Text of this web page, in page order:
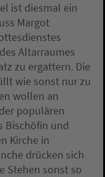
ist diesmal ein
Margot
Altarraumes
zu ergattern. Die
wie sonst nur zu
wollen an
populären
Bischöfin und
Kirche in
drücken sich
Stehen sonst so